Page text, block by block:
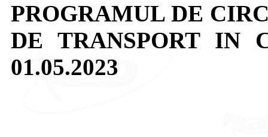
PROGRAMUL DE
DE TRANSPORT IN
01.05.2023